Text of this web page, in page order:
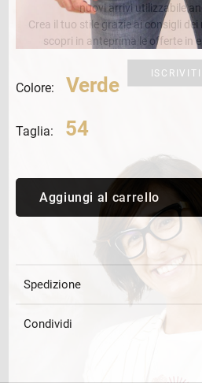
Colore: Verde
Taglia: 54
Aggiungi al carrello
Spedizione
Condividi
nuovi arrivi utilizzabile
Crea il tuo stile grazie ai consigli
scopri in anteprima le offerte in
ISCRIVITI